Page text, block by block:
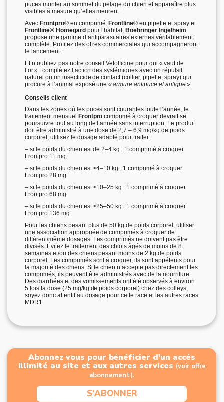
puces monter au sommet du pelage du chien et apparaître plus
visibles à mesure qu’elles meurent.
Avec Frontpro®en comprimé, Frontline®en pipette et spray et
Frontline® Homegard pour l’habitat, Boehringer Ingelheim
propose une gamme d’antiparasitaires externes véritablement
complète. Profitez des offres commerciales qui accompagneront
le lancement.
Et n’oubliez pas notre conseil Vetofficine pour qui « vaut de
l’or » : complétez l’action des systémiques avec un répulsif
naturel ou un insecticide de contact (collier, pipette, spray) qui
procure à l’animal exposé une« armure antipuce et antique ».
Conseils client
Dans les zones où les puces sont courantes toute l’année, le
traitement mensuel
Frontpro comprimé à croquer devrait se
poursuivre tout au long de l’année sans interruption. Le produit
doit être administré à une dose de 2,7 – 6,9 mg/kg de poids
corporel, utilisez le dosage adapté pour traiter :
– si le poids du chien est de 2–4 kg : 1 comprimé à croquer
Frontpro 11 mg.
– si le poids du chien est >4–10 kg : 1 comprimé à croquer
Frontpro 28 mg.
– si le poids du chien est >10–25 kg : 1 comprimé à croquer
Frontpro 68 mg.
– si le poids du chien est >25–50 kg : 1 comprimé à croquer
Frontpro 136 mg.
Pour les chiens pesant plus de 50 kg de poids corporel, utiliser
une association appropriée de comprimés à croquer de
différent/même dosages. Les comprimés ne doivent pas être
divisés. Évitez le traitement des chiots âgés de moins de 8
semaines et/ou des chiens pesant moins de 2 kg de poids
corporel. Les comprimés sont à croquer, ils sont appétents pour
la majorité des chiens. Si le chien n’accepte pas directement les
comprimés, ils peuvent être administrés avec de la nourriture.
Des diarrhées et des vomissements ont été observés à environ
5 fois la dose (25 mg/kg de poids corporel) chez des colleys,
soyez donc attentif au dosage pour cette race et les autres races
MDR1.
Abonnez vous pour bénéficier d'un accés
illimité au site et aux autres services (voir offre
abonnement).
S'ABONNER